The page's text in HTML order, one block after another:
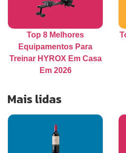
Top 8 Melhores
Equipamentos Para
Treinar HYROX Em Casa
Em 2026
Mais lidas